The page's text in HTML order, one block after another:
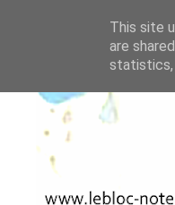
This site
are
statistics,